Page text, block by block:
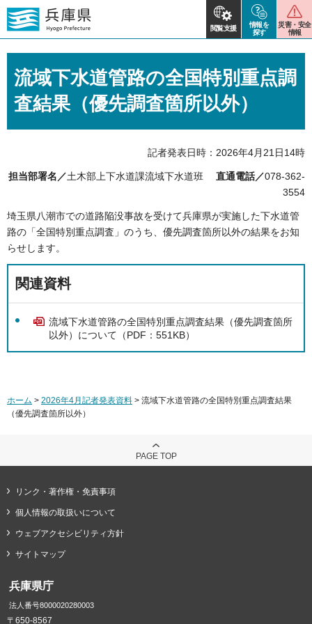
閲覧支援
情報を
探す
災害・安全
情報
流域下水道管路の全国特別重点調
査結果（優先調査箇所以外）
記者発表日時：2026年4月21日14時
担当部署名／土木部上下水道課流域下水道班 直通電話／078-362-
3554
埼玉県八潮市での道路陥没事故を受けて兵庫県が実施した下水道管
路の「全国特別重点調査」のうち、優先調査箇所以外の結果をお知
らせします。
関連資料
流域下水道管路の全国特別重点調査結果（優先調査箇所
以外）について（PDF：551KB）
ホーム > 2026年4月記者発表資料 > 流域下水道管路の全国特別重点調査結果
（優先調査箇所以外）
PAGE TOP
リンク・著作権・免責事項
個人情報の取扱いについて
ウェブアクセシビリティ方針
サイトマップ
兵庫県庁
法人番号8000020280003
〒650-8567